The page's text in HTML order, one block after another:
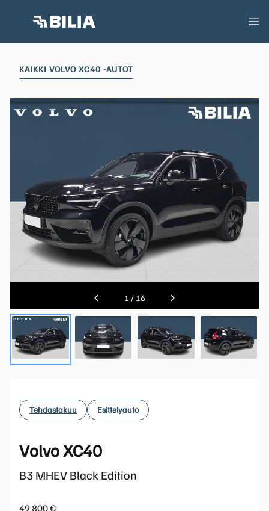
KAIKKI VOLVO XC40 -AUTOT
1 / 16
Tehdastakuu Esittelyauto
Volvo XC40
B3 MHEV Black Edition
49 800 €